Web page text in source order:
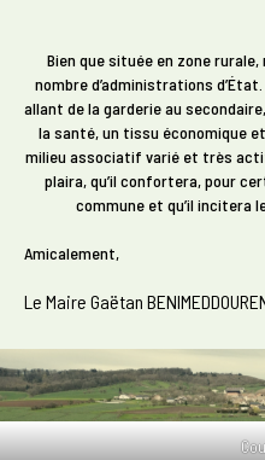
Bien que située en zone
nombre d’administrations
allant de la garderie au
la santé, un tissu économique
milieu associatif varié et très
plaira, qu’il confortera, pour
commune et qu’il incitera
Amicalement,
Le Maire Gaëtan